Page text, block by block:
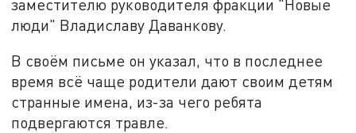
заместителю руководителя фракции "Новые
люди" Владиславу Даванкову.
В своём письме он указал, что в последнее
время всё чаще родители дают своим детям
странные имена, из-за чего ребята
подвергаются травле.